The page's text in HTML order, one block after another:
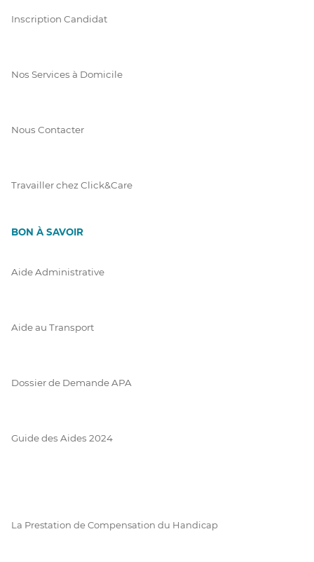
Inscription Candidat
Nos Services à Domicile
Nous Contacter
Travailler chez Click&Care
BON À SAVOIR
Aide Administrative
Aide au Transport
Dossier de Demande APA
Guide des Aides 2024
La Prestation de Compensation du Handicap